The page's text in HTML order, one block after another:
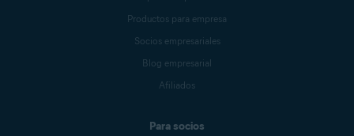
Productos para empresa
Socios empresariales
Blog empresarial
Afiliados
Para socios